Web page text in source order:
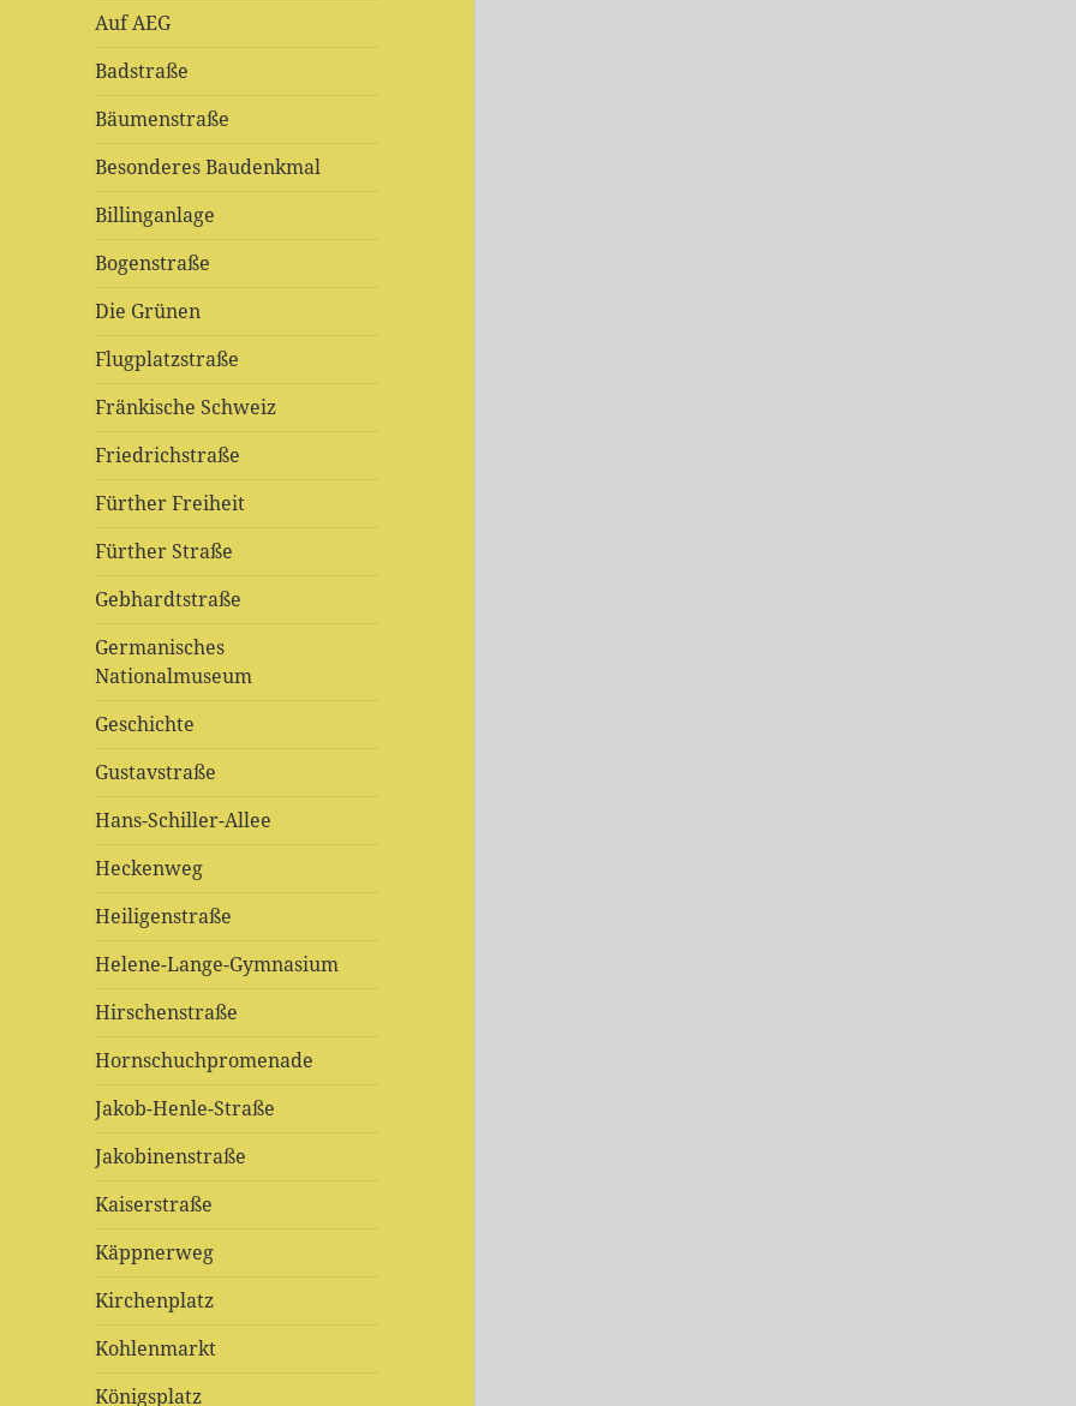
Auf AEG
Badstraße
Bäumenstraße
Besonderes Baudenkmal
Billinganlage
Bogenstraße
Die Grünen
Flugplatzstraße
Fränkische Schweiz
Friedrichstraße
Fürther Freiheit
Fürther Straße
Gebhardtstraße
Germanisches
Nationalmuseum
Geschichte
Gustavstraße
Hans-Schiller-Allee
Heckenweg
Heiligenstraße
Helene-Lange-Gymnasium
Hirschenstraße
Hornschuchpromenade
Jakob-Henle-Straße
Jakobinenstraße
Kaiserstraße
Käppnerweg
Kirchenplatz
Kohlenmarkt
Königsplatz